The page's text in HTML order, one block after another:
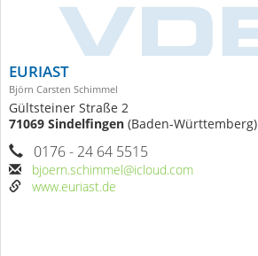
EURIAST
Björn Carsten Schimmel
Gültsteiner Straße 2
71069 Sindelfingen (Baden-Württemberg)
0176 - 24 64 5515
bjoern.schimmel@icloud.com
www.euriast.de